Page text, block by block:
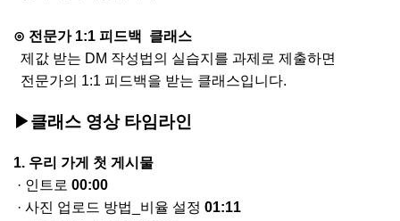
⊙ 전문가 1:1 피드백 클래스
제값 받는 DM 작성법의 실습지를 과제로 제출하면
전문가의 1:1 피드백을 받는 클래스입니다.
▶클래스 영상 타임라인
1. 우리 가게 첫 게시물
· 인트로 00:00
· 사진 업로드 방법 비율 설정 01:11